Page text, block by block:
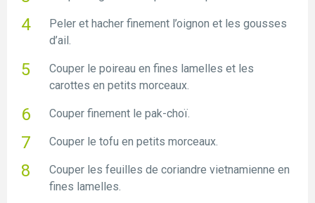
Peler et hacher finement l’oignon et les gousses
d’ail.
Couper le poireau en fines lamelles et les
carottes en petits morceaux.
Couper finement le pak-choï.
Couper le tofu en petits morceaux.
Couper les feuilles de coriandre vietnamienne en
fines lamelles.